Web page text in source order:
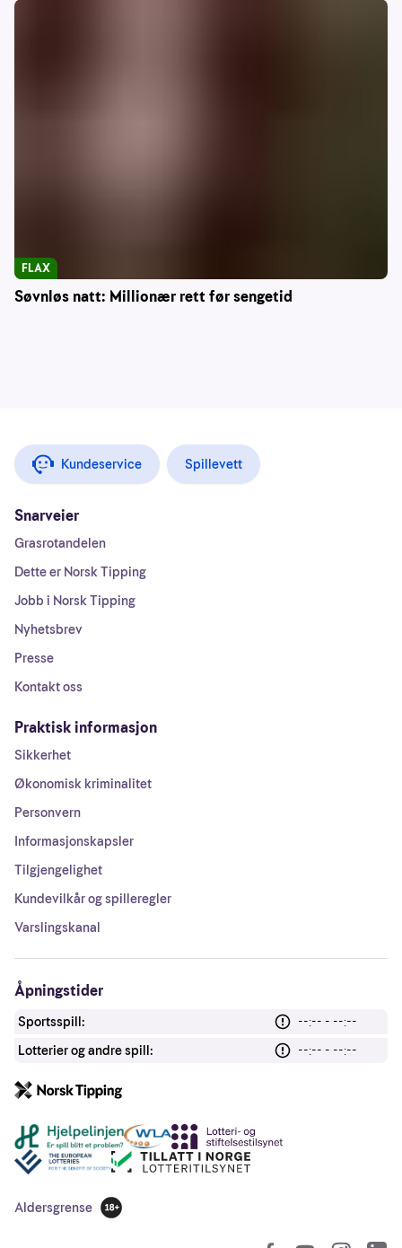
Søvnløs natt: Millionær rett før sengetid
FLAX
Kundeservice Spillevett
Snarveier
Grasrotandelen
Dette er Norsk Tipping
Jobb i Norsk Tipping
Nyhetsbrev
Presse
Kontakt oss
Praktisk informasjon
Sikkerhet
Økonomisk kriminalitet
Personvern
Informasjonskapsler
Tilgjengelighet
Kundevilkår og spilleregler
Varslingskanal
Åpningstider
Sportsspill:
--:-- - --:--
Lotterier og andre spill:
--:-- - --:--
Andre lenker
Aldersgrense
18 år